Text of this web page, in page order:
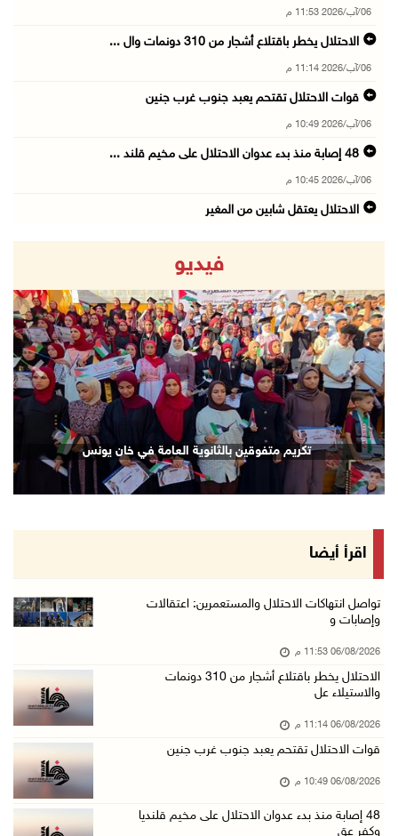
06/آب/2026 11:53 م
الاحتلال يخطر باقتلاع أشجار من 310 دونمات وال ...
06/آب/2026 11:14 م
قوات الاحتلال تقتحم يعبد جنوب غرب جنين
06/آب/2026 10:49 م
48 إصابة منذ بدء عدوان الاحتلال على مخيم قلند ...
06/آب/2026 10:45 م
الاحتلال يعتقل شابين من المغير
وزير الداخلية يبحث مع مكافحة المخدرات الدولي ...
06/آب/2026 10:01 م
رئيس بلدية الخليل يطلع وفدا أميركيا على تطورا ...
06/آب/2026 09:59 م
06/آب/2026 09:17 م
إصابة مسن بجروح ورضوض إثر اعتداء جيش الاحتلال ...
06/آب/2026 09:13 م
ورشة توصي بخطة عاجلة لاستعادة التعليم الوجاهي ...
الرئيس يستقبل مجلس بلدية رام الله ويشدد على د ...
جماهير شعبنا تشيع جثمان الشهيد علاء صبيح في ت ...
الاحتلال يوسع حملات الدهم والاعتقال في قلنديا ...
06/آب/2026 08:06 م
الرئيس المصري وملك البحرين يشددان على ضرورة ت ...
رابطة العالم الإسلامي تدين تواصل انتهاكات الا ...
فيديو
تكريم متفوقين بالثانوية العامة في خان يونس
Next
اقرأ أيضا
تواصل انتهاكات الاحتلال والمستعمرين: اعتقالات
وإصابات و
06/08/2026 11:53 م
الاحتلال يخطر باقتلاع أشجار من 310 دونمات
والاستيلاء عل
06/08/2026 11:14 م
قوات الاحتلال تقتحم يعبد جنوب غرب جنين
06/08/2026 10:49 م
48 إصابة منذ بدء عدوان الاحتلال على مخيم قلنديا
وكفر عق